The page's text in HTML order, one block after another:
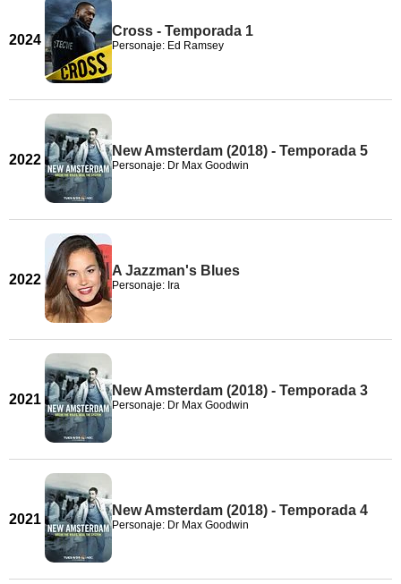
2024
Cross - Temporada 1
Personaje: Ed Ramsey
2022
New Amsterdam (2018) - Temporada 5
Personaje: Dr Max Goodwin
2022
A Jazzman's Blues
Personaje: Ira
2021
New Amsterdam (2018) - Temporada 3
Personaje: Dr Max Goodwin
2021
New Amsterdam (2018) - Temporada 4
Personaje: Dr Max Goodwin